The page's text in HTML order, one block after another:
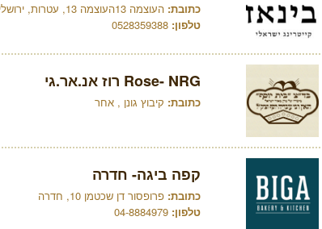
כתובת: העוצמה 13העוצמה 13, עטרות, ירושלים
טלפון: 0528359388
Rose- NRG רוז אנ.אר.גי
כתובת: קיבוץ גונן , אחר
קפה ביגה- חדרה
כתובת: פרופסור דן שכטמן 10, חדרה
טלפון: 04-8884979